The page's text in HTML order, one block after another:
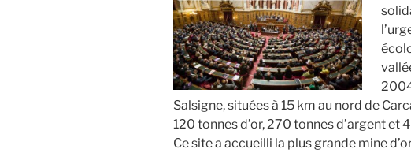
Salsigne, situées à 15 km au nord de
120 tonnes d’or, 270 tonnes d’argent et
Ce site a accueilli la plus grande mine